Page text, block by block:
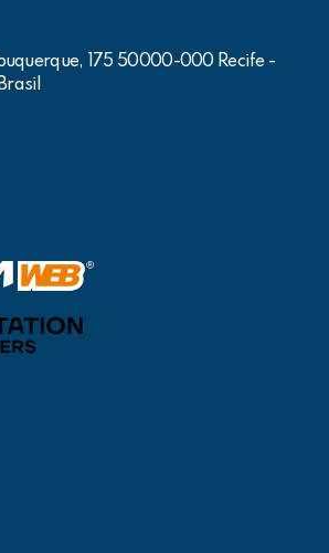
175 50000-000 Recife -